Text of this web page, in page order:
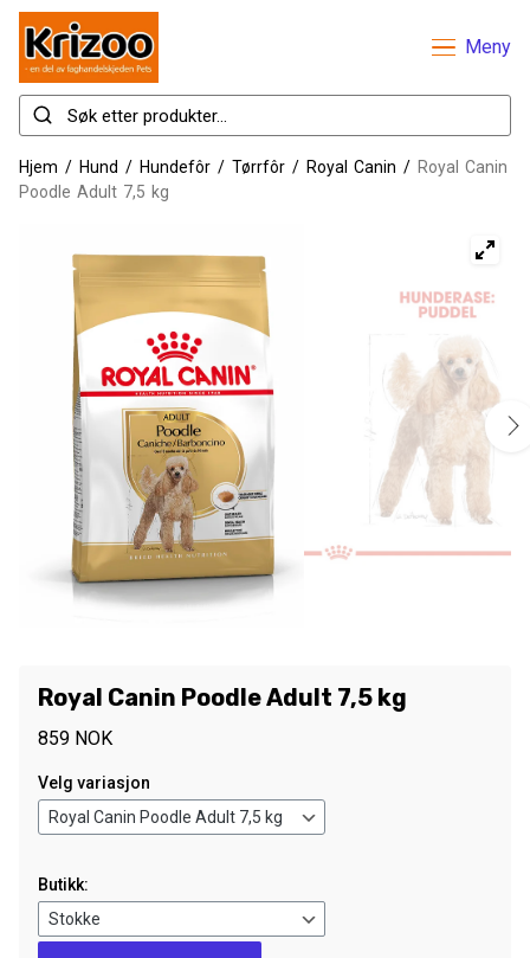
Meny
Hjem / Hund / Hundefôr / Tørrfôr / Royal Canin / Royal Canin
Poodle Adult 7,5 kg
Royal Canin Poodle Adult 7,5 kg
859 NOK
Velg variasjon
Butikk: